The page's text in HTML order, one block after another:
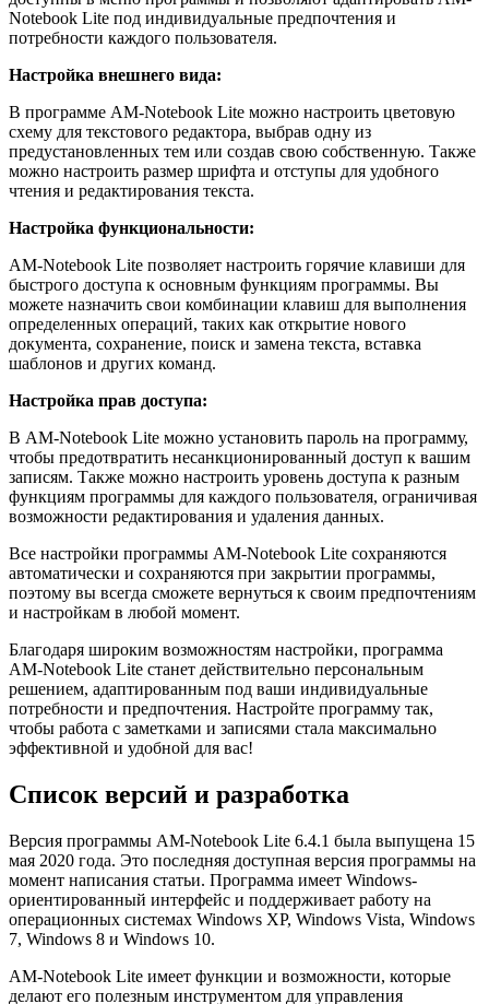
Notebook Lite под индивидуальные предпочтения и
потребности каждого пользователя.
Настройка внешнего вида:
В программе AM-Notebook Lite можно настроить цветовую
схему для текстового редактора, выбрав одну из
предустановленных тем или создав свою собственную. Также
можно настроить размер шрифта и отступы для удобного
чтения и редактирования текста.
Настройка функциональности:
AM-Notebook Lite позволяет настроить горячие клавиши для
быстрого доступа к основным функциям программы. Вы
можете назначить свои комбинации клавиш для выполнения
определенных операций, таких как открытие нового
документа, сохранение, поиск и замена текста, вставка
шаблонов и других команд.
Настройка прав доступа:
В AM-Notebook Lite можно установить пароль на программу,
чтобы предотвратить несанкционированный доступ к вашим
записям. Также можно настроить уровень доступа к разным
функциям программы для каждого пользователя, ограничивая
возможности редактирования и удаления данных.
Все настройки программы AM-Notebook Lite сохраняются
автоматически и сохраняются при закрытии программы,
поэтому вы всегда сможете вернуться к своим предпочтениям
и настройкам в любой момент.
Благодаря широким возможностям настройки, программа
AM-Notebook Lite станет действительно персональным
решением, адаптированным под ваши индивидуальные
потребности и предпочтения. Настройте программу так,
чтобы работа с заметками и записями стала максимально
эффективной и удобной для вас!
Список версий и разработка
Версия программы AM-Notebook Lite 6.4.1 была выпущена 15
мая 2020 года. Это последняя доступная версия программы на
момент написания статьи. Программа имеет Windows-
ориентированный интерфейс и поддерживает работу на
операционных системах Windows XP, Windows Vista, Windows
7, Windows 8 и Windows 10.
AM-Notebook Lite имеет функции и возможности, которые
делают его полезным инструментом для управления